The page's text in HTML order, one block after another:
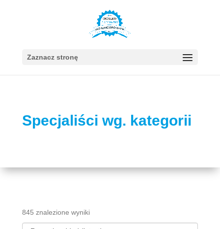
Zaznacz stronę
Specjaliści wg. kategorii
845 znalezione wyniki